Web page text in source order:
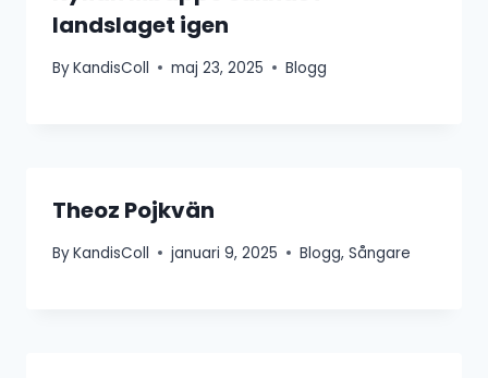
landslaget igen
ByKandisColl maj 23, 2025 Blogg
Theoz Pojkvän
ByKandisColl januari 9, 2025 Blogg,Sångare